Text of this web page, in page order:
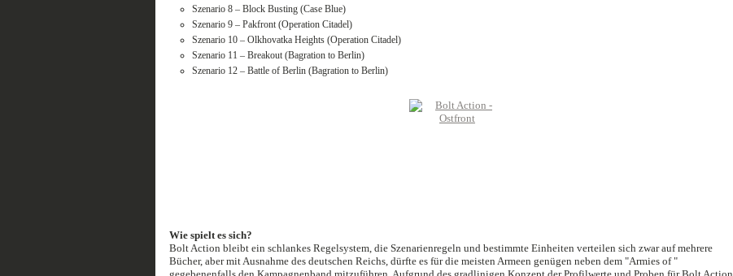
Szenario 8 – Block Busting (Case Blue)
Szenario 9 – Pakfront (Operation Citadel)
Szenario 10 – Olkhovatka Heights (Operation Citadel)
Szenario 11 – Breakout (Bagration to Berlin)
Szenario 12 – Battle of Berlin (Bagration to Berlin)
Wie spielt es sich?
Bolt Action bleibt ein schlankes Regelsystem, die Szenarienregeln und bestimmte Einheiten verteilen sich zwar auf mehrere
Bücher, aber mit Ausnahme des deutschen Reichs, dürfte es für die meisten Armeen genügen neben dem "Armies of "